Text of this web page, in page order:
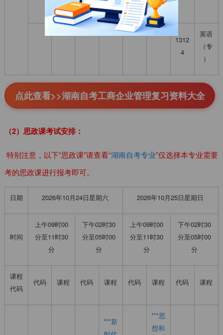
级）
级）
1312
4
英语
（专
）
点此查看>>湖南自考工商企业管理复习资料大全
（2）思政课考试安排：
特别注意，以下“思政课”请查看“湖南自考专业”仅选择本专业需要
考的思政课进行报考即可。
日期 2026年10月24日星期六 2026年10月25日星期日
时间
上午09时00
分至11时30
分
下午02时30
分至05时00
分
上午09时00
分至11时30
分
下午02时30
分至05时00
分
课程
代码
代码 课程 代码 课程 代码 课程 代码 课程
***新
***思
想和